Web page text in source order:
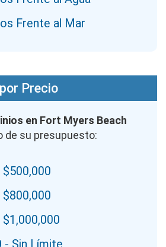
Frente al Mar
Precio
en Fort Myers Beach
de su presupuesto: